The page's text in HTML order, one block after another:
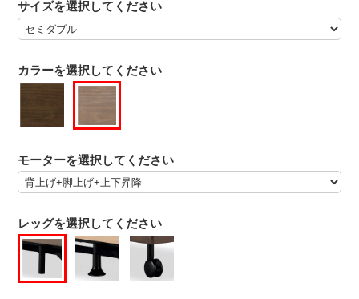
カラーを選択してください
サイズを選択してください
モーターを選択してください
レッグを選択してください